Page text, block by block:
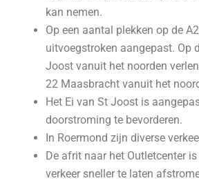
kan nemen.
Op een aantal plekken op de
uitvoegstroken aangepast. Op
Joost vanuit het noorden
22 Maasbracht vanuit het
Het Ei van St Joost is
doorstroming te bevorderen.
In Roermond zijn diverse
De afrit naar het Outletcenter
verkeer sneller te laten